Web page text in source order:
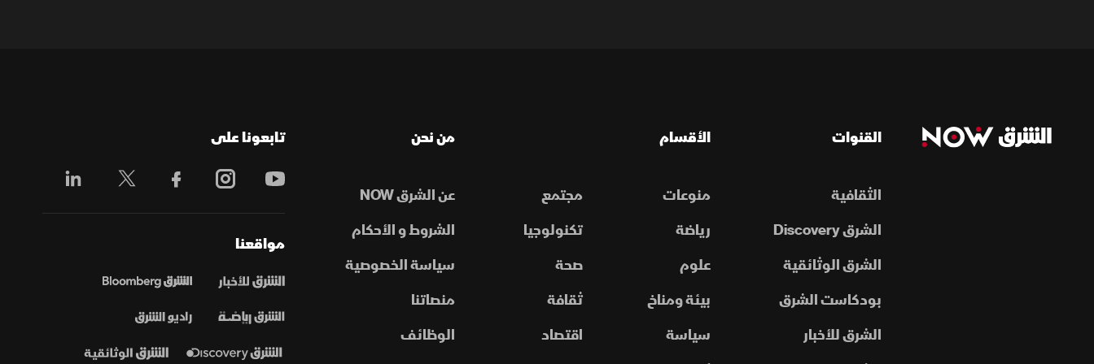
القنوات
الثقافية
الشرق Discovery
الشرق الوثائقية
بودكاست الشرق
الشرق للأخبار
الأقسام
منوعات
مجتمع
رياضة
تكنولوجيا
علوم
صحة
بيئة ومناخ
ثقافة
سياسة
اقتصاد
من نحن
عن الشرق NOW
الشروط و الأحكام
سياسة الخصوصية
منصاتنا
الوظائف
تابعونا على
مواقعنا